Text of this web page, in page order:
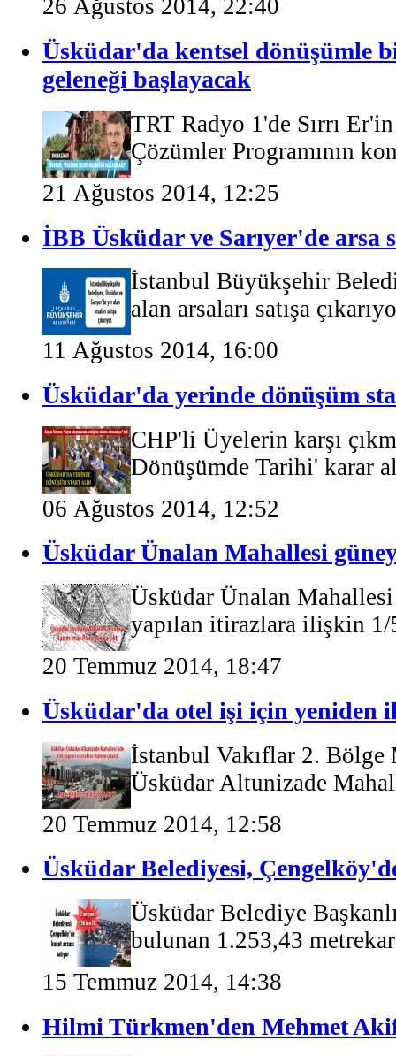
26 Ağustos 2014, 22:40
Üsküdar'da kentsel dönüşümle
geleneği başlayacak
TRT Radyo 1'de Sırrı
Çözümler Programının
21 Ağustos 2014, 12:25
İBB Üsküdar ve Sarıyer'de arsa
İstanbul Büyükşehir
alan arsaları satışa
11 Ağustos 2014, 16:00
Üsküdar'da yerinde dönüşüm
CHP'li Üyelerin karşı
Dönüşümde Tarihi' karar
06 Ağustos 2014, 12:52
Üsküdar Ünalan Mahallesi
Üsküdar Ünalan
yapılan itirazlara ilişkin
20 Temmuz 2014, 18:47
Üsküdar'da otel işi için yeniden
İstanbul Vakıflar 2.
Üsküdar Altunizade
20 Temmuz 2014, 12:58
Üsküdar Belediyesi,
Üsküdar Belediye
bulunan 1.253,43
15 Temmuz 2014, 14:38
Hilmi Türkmen'den Mehmet